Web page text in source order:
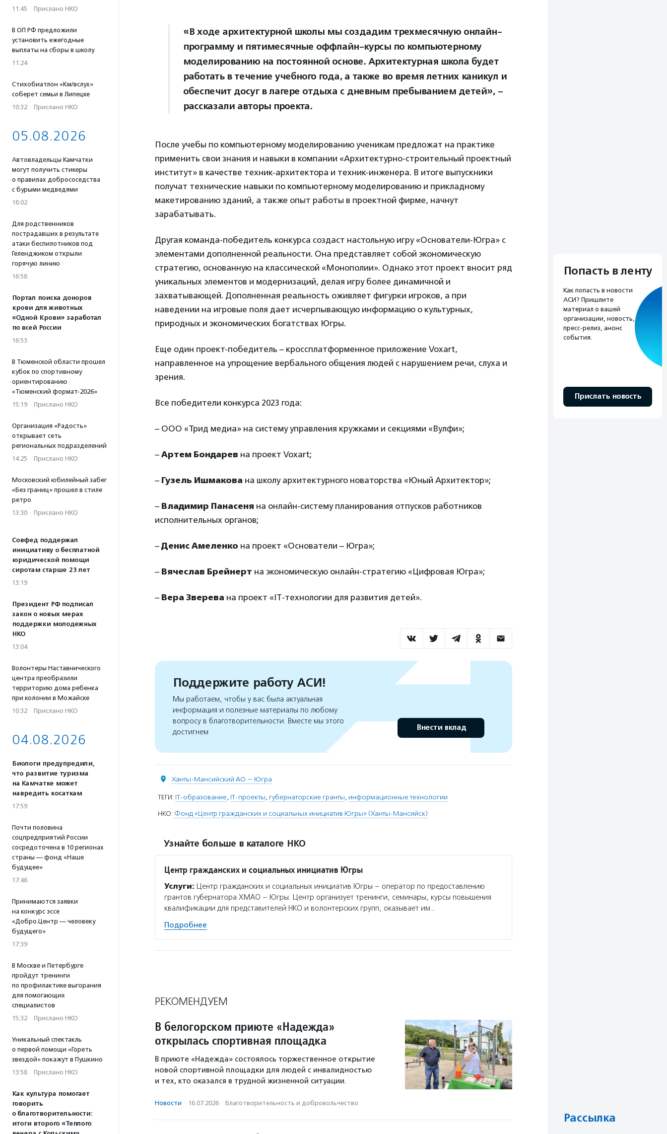
11:45 · Прислано НКО
В ОП РФ предложили
установить ежегодные
выплаты на сборы в школу
11:24
Стихобиатлон «Км/вслух»
соберет семьи в Липецке
10:32 · Прислано НКО
05.08.2026
Автовладельцы Камчатки
могут получить стикеры
о правилах добрососедства
с бурыми медведями
18:02
Для родственников
пострадавших в результате
атаки беспилотников под
Геленджиком открыли
горячую линию
16:58
Портал поиска доноров
крови для животных
«Одной Крови» заработал
по всей России
16:53
В Тюменской области прошел
кубок по спортивному
ориентированию
«Тюменский формат-2026»
15:19 · Прислано НКО
Организация «Радость»
открывает сеть
региональных подразделений
14:25 · Прислано НКО
Московский юбилейный забег
«Без границ» прошел в стиле
ретро
13:30 · Прислано НКО
Совфед поддержал
инициативу о бесплатной
юридической помощи
сиротам старше 23 лет
13:19
Президент РФ подписал
закон о новых мерах
поддержки молодежных
НКО
13:04
Волонтеры Наставнического
центра преобразили
территорию дома ребенка
при колонии в Можайске
10:32 · Прислано НКО
04.08.2026
Биологи предупредили,
что развитие туризма
на Камчатке может
навредить косаткам
17:59
Почти половина
соцпредприятий России
сосредоточена в 10 регионах
страны — фонд «Наше
будущее»
17:46
Принимаются заявки
на конкурс эссе
«Добро.Центр — человеку
будущего»
17:39
В Москве и Петербурге
пройдут тренинги
по профилактике выгорания
для помогающих
специалистов
15:32 · Прислано НКО
Уникальный спектакль
о первой помощи «Гореть
звездой» покажут в Пушкино
13:58 · Прислано НКО
Как культура помогает
говорить
о благотворительности:
итоги второго «Теплого
«В ходе архитектурной школы мы создадим трехмесячную онлайн-
программу и пятимесячные оффлайн-курсы по компьютерному
моделированию на постоянной основе. Архитектурная школа будет
работать в течение учебного года, а также во время летних каникул и
обеспечит досуг в лагере отдыха с дневным пребыванием детей», –
рассказали авторы проекта.
После учебы по компьютерному моделированию ученикам предложат на практике
применить свои знания и навыки в компании «Архитектурно-строительный проектный
институт» в качестве техник-архитектора и техник-инженера. В итоге выпускники
получат технические навыки по компьютерному моделированию и прикладному
макетированию зданий, а также опыт работы в проектной фирме, начнут
зарабатывать.
Другая команда-победитель конкурса создаст настольную игру «Основатели-Югра» с
элементами дополненной реальности. Она представляет собой экономическую
стратегию, основанную на классической «Монополии». Однако этот проект вносит ряд
уникальных элементов и модернизаций, делая игру более динамичной и
захватывающей. Дополненная реальность оживляет фигурки игроков, а при
наведении на игровые поля дает исчерпывающую информацию о культурных,
природных и экономических богатствах Югры.
Еще один проект-победитель – кроссплатформенное приложение Voxart,
направленное на упрощение вербального общения людей с нарушением речи, слуха и
зрения.
Все победители конкурса 2023 года:
– ООО «Трид медиа» на систему управления кружками и секциями «Вулфи»;
– Артем Бондарев на проект Voxart;
– Гузель Ишмакова на школу архитектурного новаторства «Юный Архитектор»;
– Владимир Панасеня на онлайн-систему планирования отпусков работников
исполнительных органов;
– Денис Амеленко на проект «Основатели – Югра»;
– Вячеслав Брейнерт на экономическую онлайн-стратегию «Цифровая Югра»;
– Вера Зверева на проект «IT-технологии для развития детей».
Поддержите работу АСИ!
Мы работаем, чтобы у вас была актуальная
информация и полезные материалы по любому
вопросу в благотворительности. Вместе мы этого
достигнем
Внести вклад
Ханты-Мансийский АО — Югра
ТЕГИ: IT-образование, IT-проекты, губернаторские гранты, информационные технологии
НКО: Фонд «Центр гражданских и социальных инициатив Югры» (Ханты-Мансийск)
Узнайте больше в каталоге НКО
Центр гражданских и социальных инициатив Югры
Услуги: Центр гражданских и социальных инициатив Югры – оператор по предоставлению
грантов губернатора ХМАО – Югры. Центр организует тренинги, семинары, курсы повышения
квалификации для представителей НКО и волонтерских групп, оказывает им…
Подробнее
РЕКОМЕНДУЕМ
В белогорском приюте «Надежда»
открылась спортивная площадка
В приюте «Надежда» состоялось торжественное открытие
новой спортивной площадки для людей с инвалидностью
и тех, кто оказался в трудной жизненной ситуации.
Новости · 16.07.2026 · Благотвори­тель­ность и доброволь­чест­во
Попасть в ленту
Как попасть в новости
АСИ? Пришлите
материал о вашей
организации, новость,
пресс-релиз, анонс
события.
Прислать новость
Рассылка